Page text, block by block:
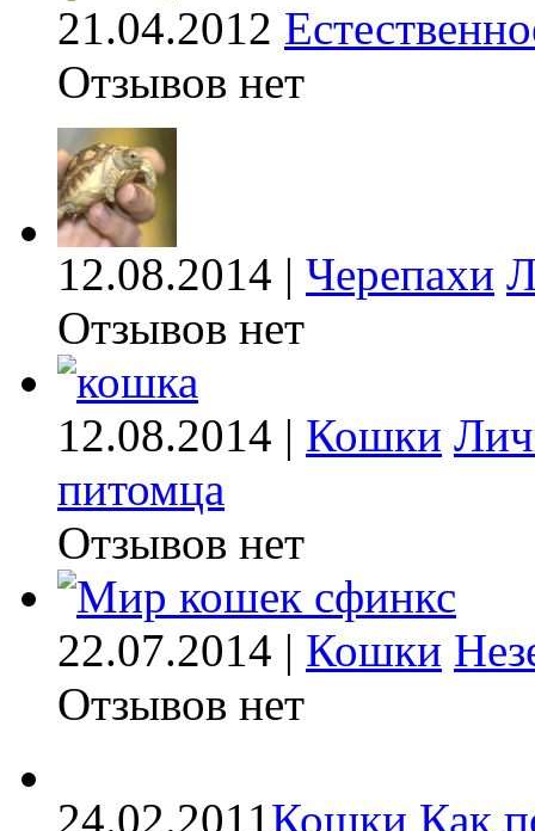
21.04.2012
Отзывов нет
12.08.2014 | Черепахи
Отзывов нет
12.08.2014 | Кошки
питомца
Отзывов нет
22.07.2014 | Кошки
Отзывов нет
24.02.2011Кошки Как